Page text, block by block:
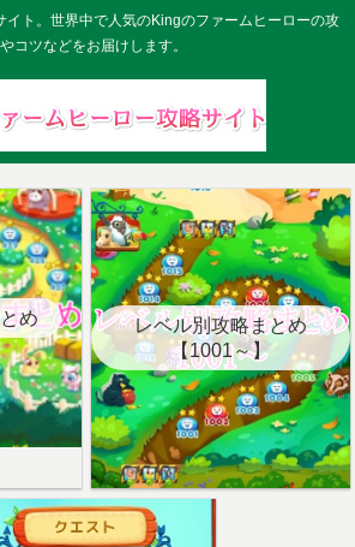
イト。世界中で人気のKingのファームヒーローの攻
コツなどをお届けします。
め
レベル別攻略まとめ
【1001～】